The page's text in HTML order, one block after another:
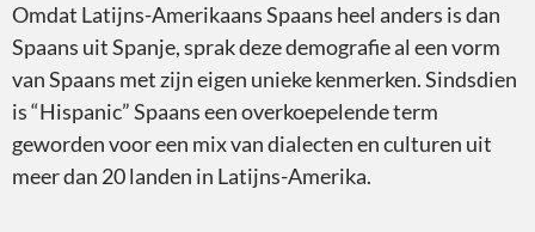
Omdat Latijns-Amerikaans Spaans heel anders is dan
Spaans uit Spanje, sprak deze demografie al een vorm
van Spaans met zijn eigen unieke kenmerken. Sindsdien
is “Hispanic” Spaans een overkoepelende term
geworden voor een mix van dialecten en culturen uit
meer dan 20 landen in Latijns-Amerika.